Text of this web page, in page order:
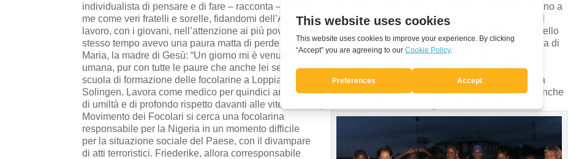
individualista di pensare e di fare – racconta – cadeva e pian piano cominciavo a guardare le persone attorno a
me come veri fratelli e sorelle, fidandomi dell’Amore del Padre per ciascuno”. La vita si fa intensa e ricca: al
lavoro, con i giovani, nell’attenzione ai più poveri. “Sentivo dentro un desiderio di piena donazione a Dio; nello
stesso tempo avevo una paura matta di perdere la mia libertà”. In quel periodo approfondisce la conoscenza di
Maria, la madre di Gesù: “Un giorno mi è venuto in mente quel Sì che lei aveva detto contro ogni ragione
umana, pur con tutte le paure che anche lei sentiva. Mi ha dato il coraggio di dire anche il mio Sì”. Dopo la
scuola di formazione delle focolarine a Loppiano (Italia) torna a vivere in Germania, prima a Colonia e poi a
Solingen. Lavora come medico per quindici anni, che lei definirà “una scuola di umanità, di condivisione, anche
di umiltà e di profondo rispetto davanti alle vite di tante persone con sfide inimmaginabili”.
Movimento dei Focolari si cerca una focolarina
responsabile per la Nigeria in un momento difficile
per la situazione sociale del Paese, con il divampare
di atti terroristici. Friederike, allora corresponsabile